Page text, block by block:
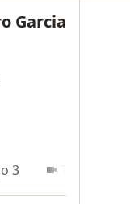
Garcia
3 Teleconsulta